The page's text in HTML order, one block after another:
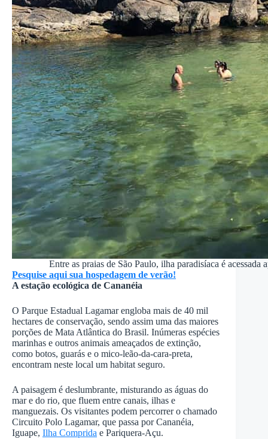
Entre as praias de São Paulo, ilha paradisíaca é acessada
Pesquise aqui sua hospedagem de verão!
A estação ecológica de Cananéia
O Parque Estadual Lagamar engloba mais de 40 mil
hectares de conservação, sendo assim uma das maiores
porções de Mata Atlântica do Brasil. Inúmeras espécies
marinhas e outros animais ameaçados de extinção,
como botos, guarás e o mico-leão-da-cara-preta,
encontram neste local um habitat seguro.
A paisagem é deslumbrante, misturando as águas do
mar e do rio, que fluem entre canais, ilhas e
manguezais. Os visitantes podem percorrer o chamado
Circuito Polo Lagamar, que passa por Cananéia,
Iguape, Ilha Comprida e Pariquera-Açu.